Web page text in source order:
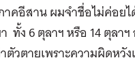
คอีสาน ผมจำชื่อไม่ค่อย
6 ตุลาฯ หรือ 14 ตุลาฯ
ตัวตายเพราะความผิดห